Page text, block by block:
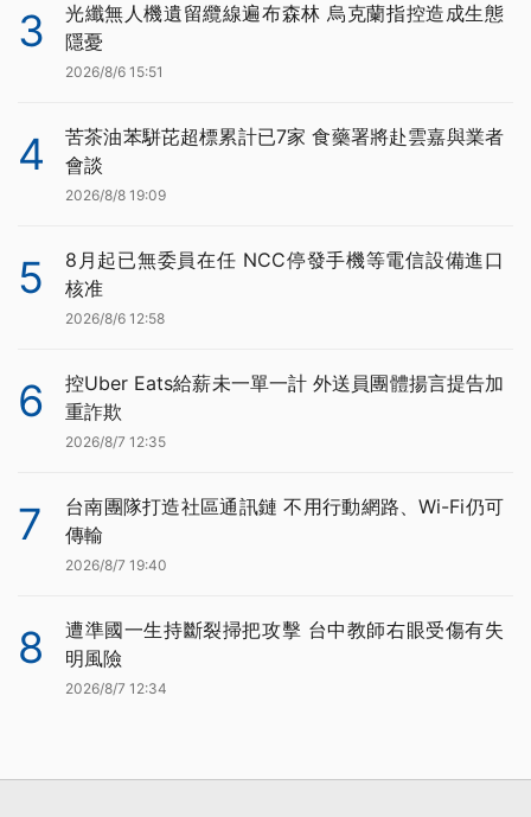
3
光纖無人機遺留纜線遍布森林 烏克蘭指控造成生態
隱憂
2026/8/6 15:51
4
苦茶油苯駢芘超標累計已7家 食藥署將赴雲嘉與業者
會談
2026/8/8 19:09
5
8月起已無委員在任 NCC停發手機等電信設備進口
核准
2026/8/6 12:58
6
控Uber Eats給薪未一單一計 外送員團體揚言提告加
重詐欺
2026/8/7 12:35
7
台南團隊打造社區通訊鏈 不用行動網路、Wi-Fi仍可
傳輸
2026/8/7 19:40
8
遭準國一生持斷裂掃把攻擊 台中教師右眼受傷有失
明風險
2026/8/7 12:34